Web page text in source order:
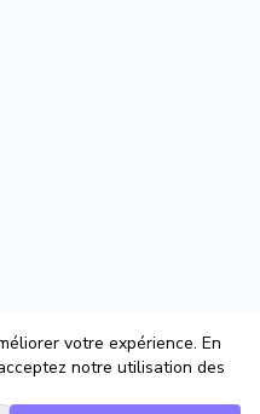
votre expérience. En
notre utilisation des